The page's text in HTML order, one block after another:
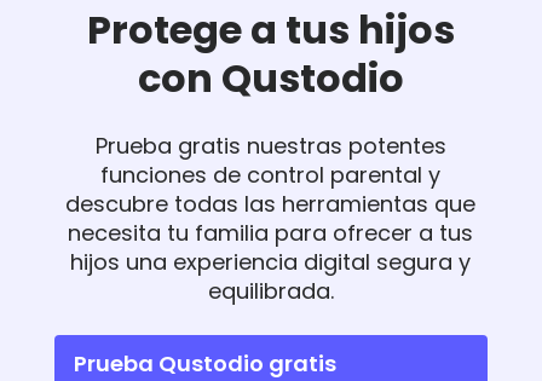
Protege a tus hijos
con Qustodio
Prueba gratis nuestras potentes
funciones de control parental y
descubre todas las herramientas que
necesita tu familia para ofrecer a tus
hijos una experiencia digital segura y
equilibrada.
Prueba Qustodio gratis